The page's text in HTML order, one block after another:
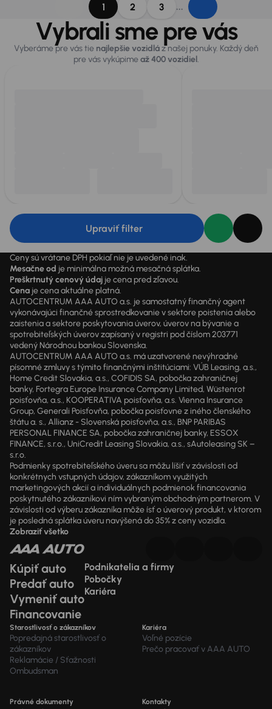
1 2 3 ...
Vybrali sme pre vás
Vyberáme pre vás tie najlepšie vozidláz našej ponuky. Každý deň
pre vás vykúpimeaž 400 vozidiel.
Upraviť filter
Ceny sú vrátane DPH pokiaľ nie je uvedené inak.
Mesačne od je minimálna možná mesačná splátka.
Preškrtnutý cenový údaj je cena pred zľavou.
Cena je cena aktuálne platná.
AUTOCENTRUM AAA AUTO a.s. je samostatný finančný agent
vykonávajúci finančné sprostredkovanie v sektore poistenia alebo
zaistenia a sektore poskytovania úverov, úverov na bývanie a
spotrebiteľských úverov zapísaný v registri pod číslom 203771
vedený Národnou bankou Slovenska.
AUTOCENTRUM AAA AUTO a.s. má uzatvorené nevýhradné
písomné zmluvy s týmito finančnými inštitúciami: VÚB Leasing, a.s.,
Home Credit Slovakia, a.s., COFIDIS SA, pobočka zahraničnej
banky, Fortegra Europe Insurance Company Limited, Wüstenrot
poisťovňa, a.s., KOOPERATIVA poisťovňa, a.s. Vienna Insurance
Group, Generali Poisťovňa, pobočka poisťovne z iného členského
štátu a. s., Allianz - Slovenská poisťovňa, a.s., BNP PARIBAS
PERSONAL FINANCE SA, pobočka zahraničnej banky, ESSOX
FINANCE, s.r.o., UniCredit Leasing Slovakia, a.s., sAutoleasing SK –
s.r.o.
Podmienky spotrebiteľského úveru sa môžu líšiť v závislosti od
konkrétnych vstupných údajov, zákazníkom využitých
marketingových akcií a individuálnych podmienok financovania
poskytnutého zákazníkovi ním vybraným obchodným partnerom. V
závislosti od výberu zákazníka môže ísť o úverový produkt, v ktorom
je posledná splátka úveru navýšená do 35% z ceny vozidla.
Zobraziť všetko
Kúpiť auto
Predať auto
Vymeniť auto
Financovanie
Podnikatelia a firmy
Pobočky
Kariéra
Starostlivosť o zákazníkov
Popredajná starostlivosť o
zákazníkov
Reklamácie / Sťažnosti
Ombudsman
Kariéra
Voľné pozície
Prečo pracovať v AAA AUTO
Právné dokumenty Kontakty